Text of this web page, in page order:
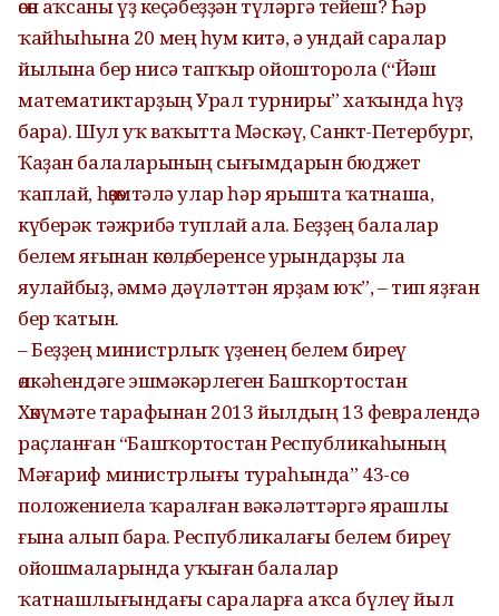
өсөн аҡсаны үҙ кеҫәбеҙҙән түләргә тейеш? Һәр
ҡайһыһына 20 мең һум китә, ә ундай саралар
йылына бер нисә тапҡыр ойошторола (“Йәш
математиктарҙың Урал турниры” хаҡында һүҙ
бара). Шул уҡ ваҡытта Мәскәү, Санкт-Петербург,
Ҡаҙан балаларының сығымдарын бюджет
ҡаплай, һөҙөмтәлә улар һәр ярышта ҡатнаша,
күберәк тәжрибә туплай ала. Беҙҙең балалар
белем яғынан көслө, беренсе урындарҙы ла
яулайбыҙ, әммә дәүләттән ярҙам юҡ”, – тип яҙған
бер ҡатын.
– Беҙҙең министрлыҡ үҙенең белем биреү
өлкәһендәге эшмәкәрлеген Башҡортостан
Хөкүмәте тарафынан 2013 йылдың 13 февралендә
раҫланған “Башҡортостан Республикаһының
Мәғариф министрлығы тураһында” 43-сө
положениела ҡаралған вәкәләттәргә ярашлы
ғына алып бара. Республикалағы белем биреү
ойошмаларында уҡыған балалар
ҡатнашлығындағы сараларға аҡса бүлеү йыл